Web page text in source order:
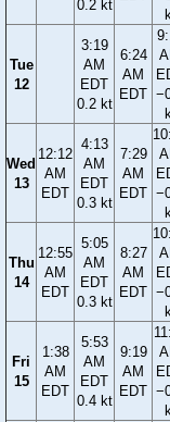
0.2 kt
Tue
12
3:19
AM
EDT
0.2 kt
6:24
AM
EDT
Wed
13
12:12
AM
EDT
4:13
AM
EDT
0.3 kt
7:29
AM
EDT
Thu
14
12:55
AM
EDT
5:05
AM
EDT
0.3 kt
8:27
AM
EDT
Fri
15
1:38
AM
EDT
5:53
AM
EDT
0.4 kt
9:19
AM
EDT